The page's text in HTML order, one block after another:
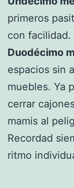
primeros
con facilidad.
Duodécimo
espacios sin
muebles. Ya
cerrar
mamis al
Recordad
ritmo